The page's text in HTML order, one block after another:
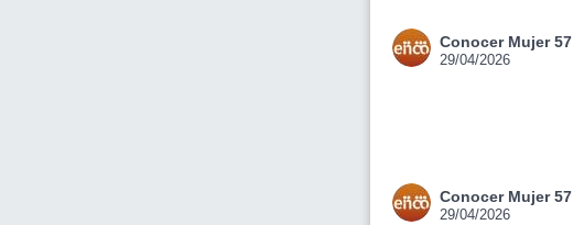
Conocer Mujer 57
29/04/2026
Conocer Mujer 57
29/04/2026